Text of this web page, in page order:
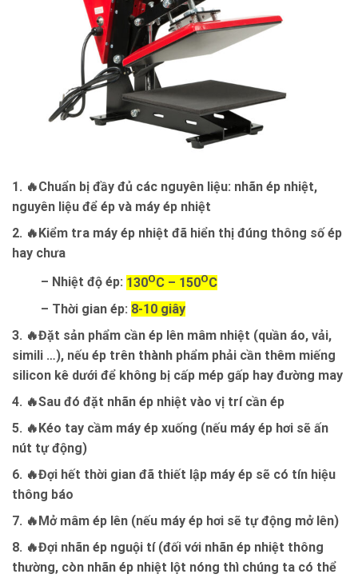
1. 🔥Chuẩn bị đầy đủ các nguyên liệu: nhãn ép nhiệt,
nguyên liệu để ép và máy ép nhiệt
2. 🔥Kiểm tra máy ép nhiệt đã hiển thị đúng thông số ép
hay chưa
– Nhiệt độ ép: 130OC – 150OC
– Thời gian ép: 8-10 giây
3. 🔥Đặt sản phẩm cần ép lên mâm nhiệt (quần áo, vải,
simili …), nếu ép trên thành phẩm phải cần thêm miếng
silicon kê dưới để không bị cấp mép gấp hay đường may
4. 🔥Sau đó đặt nhãn ép nhiệt vào vị trí cần ép
5. 🔥Kéo tay cầm máy ép xuống (nếu máy ép hơi sẽ ấn
nút tự động)
6. 🔥Đợi hết thời gian đã thiết lập máy ép sẽ có tín hiệu
thông báo
7. 🔥Mở mâm ép lên (nếu máy ép hơi sẽ tự động mở lên)
8. 🔥Đợi nhãn ép nguội tí (đối với nhãn ép nhiệt thông
thường, còn nhãn ép nhiệt lột nóng thì chúng ta có thể